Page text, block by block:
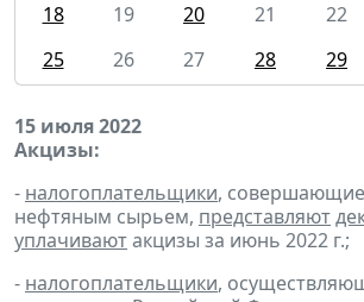
18
19 20 21 22
25
26 27 28 29
15 июля 2022
Акцизы:
- налогоплательщики,
нефтяным сырьем, представляют
уплачиваютакцизы за июнь 2022 г.;
- налогоплательщики,